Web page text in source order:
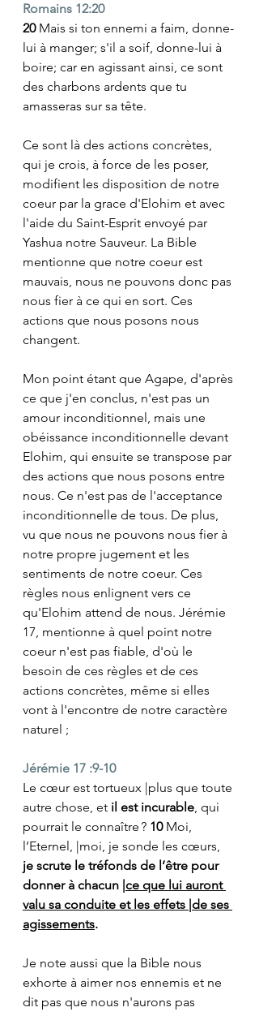
Romains 12:20
20 Mais si ton ennemi a faim, donne-
lui à manger; s'il a soif, donne-lui à
boire; car en agissant ainsi, ce sont
des charbons ardents que tu
amasseras sur sa tête.
Ce sont là des actions concrètes,
qui je crois, à force de les poser,
modifient les disposition de notre
coeur par la grace d'Elohim et avec
l'aide du Saint-Esprit envoyé par
Yashua notre Sauveur. La Bible
mentionne que notre coeur est
mauvais, nous ne pouvons donc pas
nous fier à ce qui en sort. Ces
actions que nous posons nous
changent.
Mon point étant que Agape, d'après
ce que j'en conclus, n'est pas un
amour inconditionnel, mais une
obéissance inconditionnelle devant
Elohim, qui ensuite se transpose par
des actions que nous posons entre
nous. Ce n'est pas de l'acceptance
inconditionnelle de tous. De plus,
vu que nous ne pouvons nous fier à
notre propre jugement et les
sentiments de notre coeur. Ces
règles nous enlignent vers ce
qu'Elohim attend de nous. Jérémie
17, mentionne à quel point notre
coeur n'est pas fiable, d'où le
besoin de ces règles et de ces
actions concrètes, même si elles
vont à l'encontre de notre caractère
naturel ;
Jérémie 17 :9-10
Le cœur est tortueux |plus que toute
autre chose, et il est incurable, qui
pourrait le connaître ? 10 Moi,
l’Eternel, |moi, je sonde les cœurs,
je scrute le tréfonds de l’être pour
donner à chacun |ce que lui auront
valu sa conduite et les effets |de ses
agissements.
Je note aussi que la Bible nous
exhorte à aimer nos ennemis et ne
dit pas que nous n'aurons pas